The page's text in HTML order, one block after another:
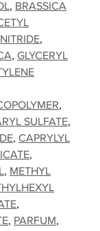
BRASSICA
GLYCERYL
SULFATE
CAPRYLYL
METHYL
PARFUM